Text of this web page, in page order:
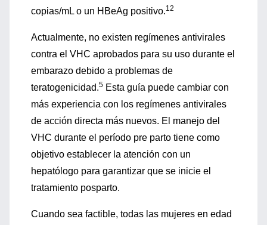
copias/mL o un HBeAg positivo.12
Actualmente, no existen regímenes antivirales
contra el VHC aprobados para su uso durante el
embarazo debido a problemas de
teratogenicidad.5 Esta guía puede cambiar con
más experiencia con los regímenes antivirales
de acción directa más nuevos. El manejo del
VHC durante el período pre parto tiene como
objetivo establecer la atención con un
hepatólogo para garantizar que se inicie el
tratamiento posparto.
Cuando sea factible, todas las mujeres en edad